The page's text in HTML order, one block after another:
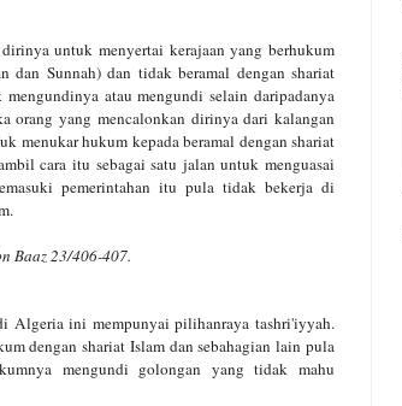
dirinya untuk menyertai kerajaan yang berhukum
dan Sunnah) dan tidak beramal dengan shariat
atau mengundi selain daripadanya
orang yang mencalonkan dirinya dari kalangan
menukar hukum kepada beramal dengan shariat
cara itu sebagai satu jalan untuk menguasai
pemerintahan itu pula tidak bekerja di
Baaz 23/406-407.
Algeria ini mempunyai pilihanraya tashri'iyyah.
dengan shariat Islam dan sebahagian lain pula
mengundi golongan yang tidak mahu